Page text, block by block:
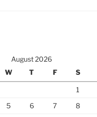
August 2026
W T F S
1
5 6 7 8